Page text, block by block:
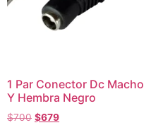
1 Par Conector Dc Macho
Y Hembra Negro
$700 $679